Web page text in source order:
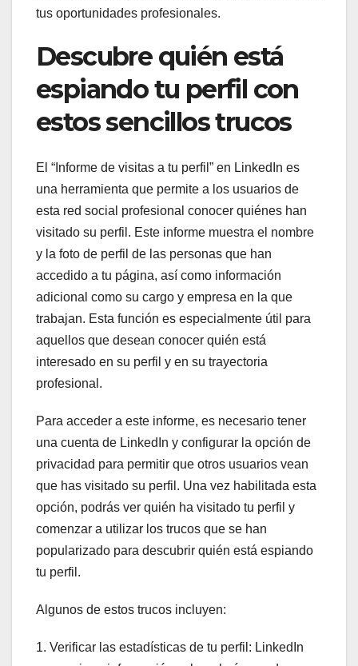
tus oportunidades profesionales.
Descubre quién está
espiando tu perfil con
estos sencillos trucos
El “Informe de visitas a tu perfil” en LinkedIn es
una herramienta que permite a los usuarios de
esta red social profesional conocer quiénes han
visitado su perfil. Este informe muestra el nombre
y la foto de perfil de las personas que han
accedido a tu página, así como información
adicional como su cargo y empresa en la que
trabajan. Esta función es especialmente útil para
aquellos que desean conocer quién está
interesado en su perfil y en su trayectoria
profesional.
Para acceder a este informe, es necesario tener
una cuenta de LinkedIn y configurar la opción de
privacidad para permitir que otros usuarios vean
que has visitado su perfil. Una vez habilitada esta
opción, podrás ver quién ha visitado tu perfil y
comenzar a utilizar los trucos que se han
popularizado para descubrir quién está espiando
tu perfil.
Algunos de estos trucos incluyen:
1. Verificar las estadísticas de tu perfil: LinkedIn